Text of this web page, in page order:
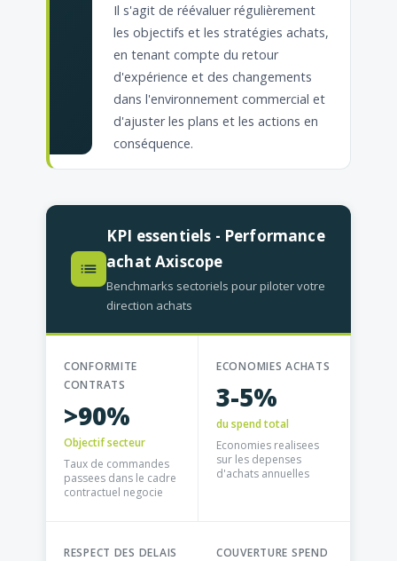
Il s'agit de réévaluer régulièrement
les objectifs et les stratégies achats,
en tenant compte du retour
d'expérience et des changements
dans l'environnement commercial et
d'ajuster les plans et les actions en
conséquence.
KPI essentiels - Performance
achat Axiscope
Benchmarks sectoriels pour piloter votre
direction achats
CONFORMITE
CONTRATS
>90%
Objectif secteur
Taux de commandes
passees dans le cadre
contractuel negocie
ECONOMIES ACHATS
3-5%
du spend total
Economies realisees
sur les depenses
d'achats annuelles
RESPECT DES DELAIS COUVERTURE SPEND